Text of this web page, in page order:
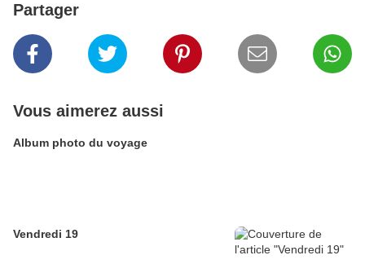
Partager
Vous aimerez aussi
Album photo du voyage
Vendredi 19